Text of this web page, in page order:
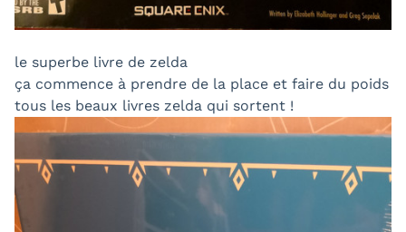
le superbe livre de zelda
ça commence à prendre de la place et faire du poids
tous les beaux livres zelda qui sortent !